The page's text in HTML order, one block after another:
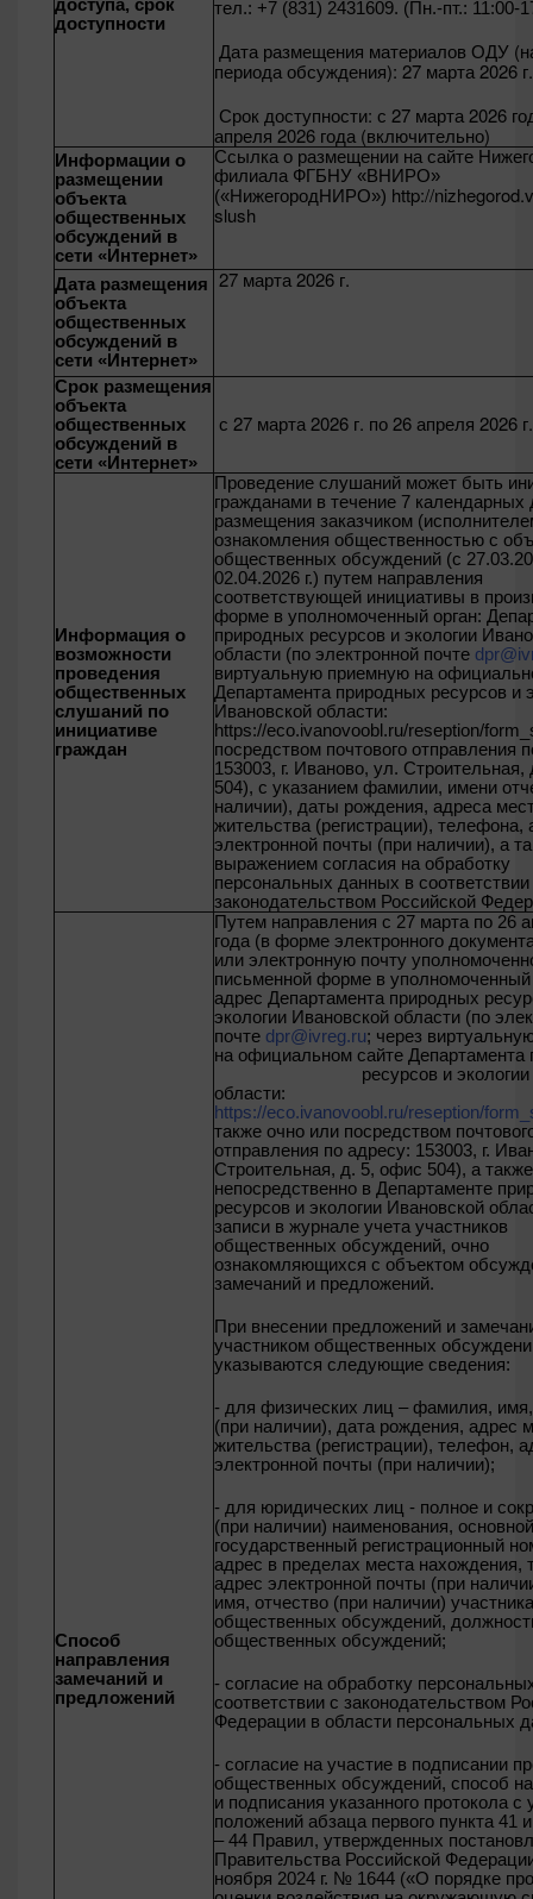
доступа, срок
доступности
тел.: +7 (831) 2431609. (Пн.-пт.: 11:00-
Дата размещения материалов ОДУ
периода обсуждения): 27 марта 2026 г.
Срок доступности: с 27 марта 2026
апреля 2026 года (включительно)
Информации о
размещении
объекта
общественных
обсуждений в
сети «Интернет»
Ссылка о размещении на сайте
филиала ФГБНУ «ВНИРО»
(«НижегородНИРО») http://
slush
Дата размещения
объекта
общественных
обсуждений в
сети «Интернет»
27 марта 2026 г.
Срок размещения
объекта
общественных
обсуждений в
сети «Интернет»
с 27 марта 2026 г. по 26 апреля 2026 г.
Информация о
возможности
проведения
общественных
слушаний по
инициативе
граждан
Проведение слушаний может быть
гражданами в течение 7 календарных
размещения заказчиком
ознакомления общественностью с
общественных обсуждений (с
02.04.2026 г.) путем направления
соответствующей инициативы в
форме в уполномоченный орган:
природных ресурсов и экологии
области (по электронной почте
виртуальную приемную на
Департамента природных ресурсов и
Ивановской области:
https://eco.ivanovoobl.ru/reseption/
посредством почтового отправления
153003, г. Иваново, ул.
504), с указанием фамилии, имени
наличии), даты рождения, адреса
жительства (регистрации), телефона,
электронной почты (при наличии), а
выражением согласия на обработку
персональных данных в соответствии
законодательством Российской
Способ
направления
замечаний и
предложений
Путем направления с 27 марта по 26
года (в форме электронного
или электронную почту
письменной форме в уполномоченный
адрес Департамента природных
экологии Ивановской области (по
почте dpr@ivreg.ru; через
на официальном сайте Департамента
ресурсов и экологии
области:
https://eco.ivanovoobl.ru/reseption/
также очно или посредством
отправления по адресу: 153003, г.
Строительная, д. 5, офис 504), а
непосредственно в Департаменте
ресурсов и экологии Ивановской
записи в журнале учета участников
общественных обсуждений, очно
ознакомляющихся с объектом
замечаний и предложений.
При внесении предложений и
участником общественных
указываются следующие сведения:
- для физических лиц – фамилия, имя,
(при наличии), дата рождения, адрес
жительства (регистрации), телефон,
электронной почты (при наличии);
- для юридических лиц - полное и
(при наличии) наименования, основной
государственный регистрационный
адрес в пределах места нахождения,
адрес электронной почты (при
имя, отчество (при наличии) участника
общественных обсуждений,
общественных обсуждений;
- согласие на обработку
соответствии с законодательством
Федерации в области персональных
- согласие на участие в подписании
общественных обсуждений, способ
и подписания указанного протокола с
положений абзаца первого пункта 41
– 44 Правил, утвержденных
Правительства Российской
ноября 2024 г. № 1644 («О порядке